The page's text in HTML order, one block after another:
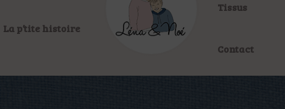
La p’tite histoire
Tissus
Contact